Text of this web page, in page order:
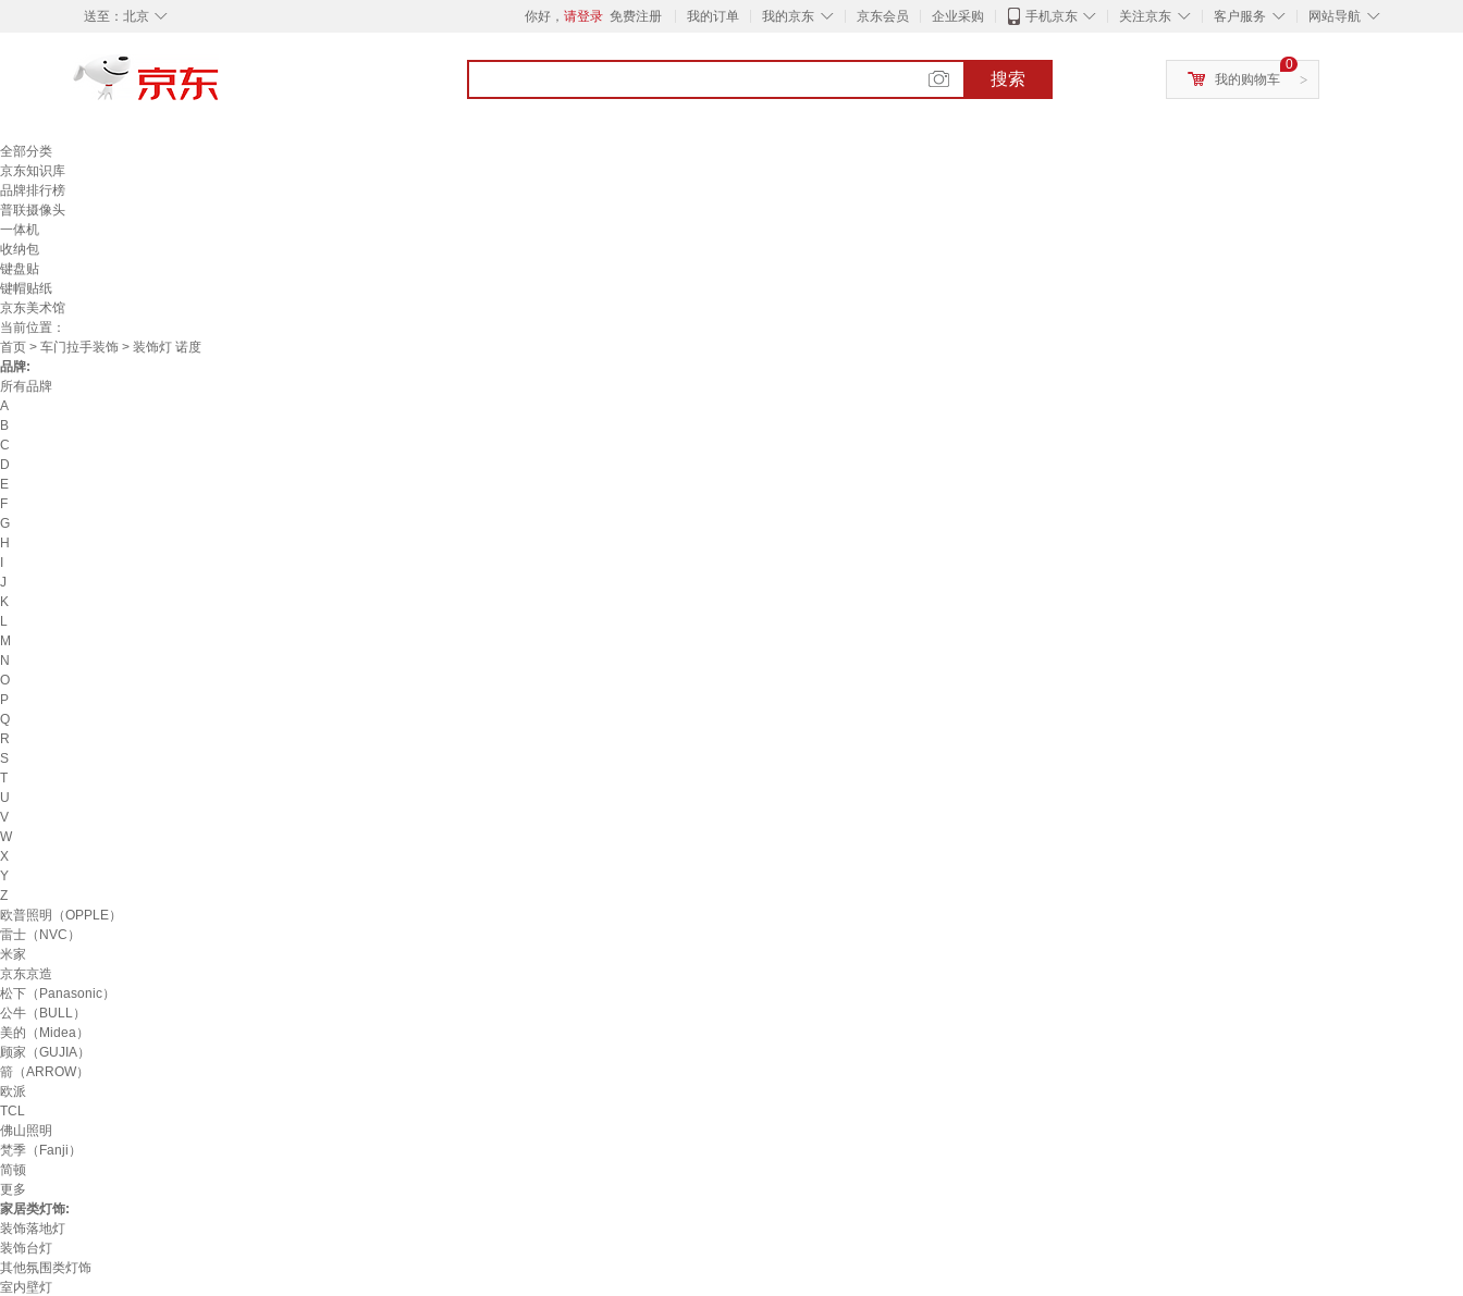
◇
送至： 北京 你好， 请登录 免费注册 我的订单 ◇
我的京东 京东会员 企业采购 ◇
手机京东 ◇
关注京东 ◇
客户服务 ◇
网站导航
搜索 >
0
我的购物车
全部分类
京东知识库
品牌排行榜
普联摄像头
一体机
收纳包
键盘贴
键帽贴纸
京东美术馆
当前位置：
首页 > 车门拉手装饰 > 装饰灯 诺度
品牌:
所有品牌
A
B
C
D
E
F
G
H
J
K
L
M
N
O
P
Q
R
S
T
U
V
W
X
Y
Z
欧普照明（OPPLE）
雷士（NVC）
米家
京东京造
松下（Panasonic）
公牛（BULL）
美的（Midea）
顾家（GUJIA）
箭（ARROW）
欧派
TCL
佛山照明
梵季（Fanji）
简顿
更多
家居类灯饰:
装饰落地灯
装饰台灯
其他氛围类灯饰
室内壁灯